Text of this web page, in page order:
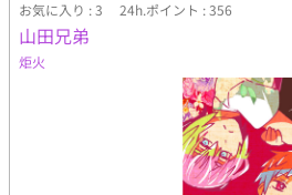
お気に入り : 3 24h.ポイント : 356
山田兄弟
炬火